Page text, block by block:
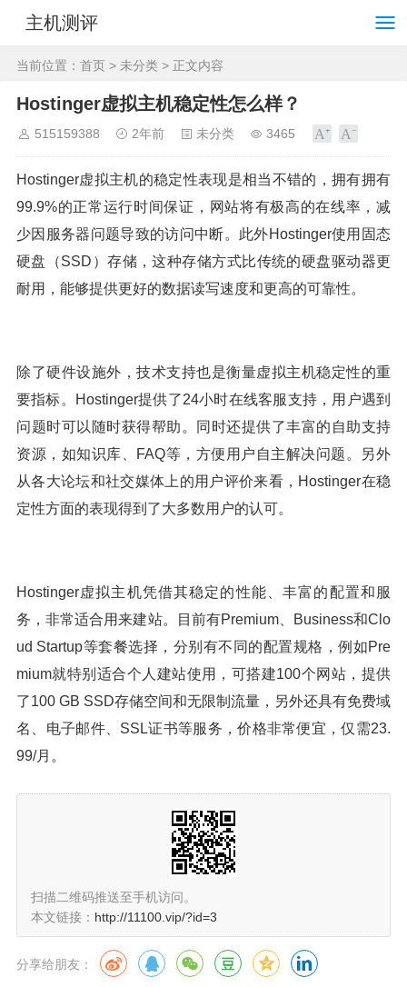
主机测评
当前位置： 首页 > 未分类 > 正文内容
Hostinger虚拟主机稳定性怎么样？
515159388 2年前 未分类 3465
Hostinger虚拟主机的稳定性表现是相当不错的，拥有拥有
99.9%的正常运行时间保证，网站将有极高的在线率，减
少因服务器问题导致的访问中断。此外Hostinger使用固态
硬盘（SSD）存储，这种存储方式比传统的硬盘驱动器更
耐用，能够提供更好的数据读写速度和更高的可靠性。
除了硬件设施外，技术支持也是衡量虚拟主机稳定性的重
要指标。Hostinger提供了24小时在线客服支持，用户遇到
问题时可以随时获得帮助。同时还提供了丰富的自助支持
资源，如知识库、FAQ等，方便用户自主解决问题。另外
从各大论坛和社交媒体上的用户评价来看，Hostinger在稳
定性方面的表现得到了大多数用户的认可。
Hostinger虚拟主机凭借其稳定的性能、丰富的配置和服
务，非常适合用来建站。目前有Premium、Business和Clo
ud Startup等套餐选择，分别有不同的配置规格，例如Pre
mium就特别适合个人建站使用，可搭建100个网站，提供
了100 GB SSD存储空间和无限制流量，另外还具有免费域
名、电子邮件、SSL证书等服务，价格非常便宜，仅需23.
99/月。
扫描二维码推送至手机访问。
本文链接： http://11100.vip/?id=3
分享给朋友：